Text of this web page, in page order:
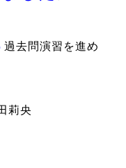
過去問演習を進め
莉央